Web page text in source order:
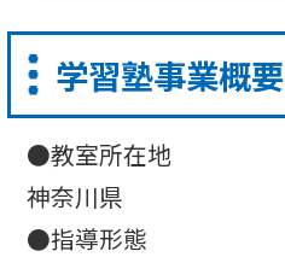
学習塾事業概要
●教室所在地
神奈川県
●指導形態